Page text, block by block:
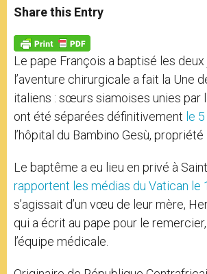
t
s
p
p
s
e
g
e
r
e
b
o
k
Share this Entry
Le pape François a baptisé les
l’aventure chirurgicale a fait la Une
italiens : sœurs siamoises unies par
ont été séparées définitivement le
l’hôpital du Bambino Gesù, propriété
Le baptême a eu lieu en privé à
rapportent les médias du Vatican le
s’agissait d’un vœu de leur mère,
qui a écrit au pape pour le
l’équipe médicale.